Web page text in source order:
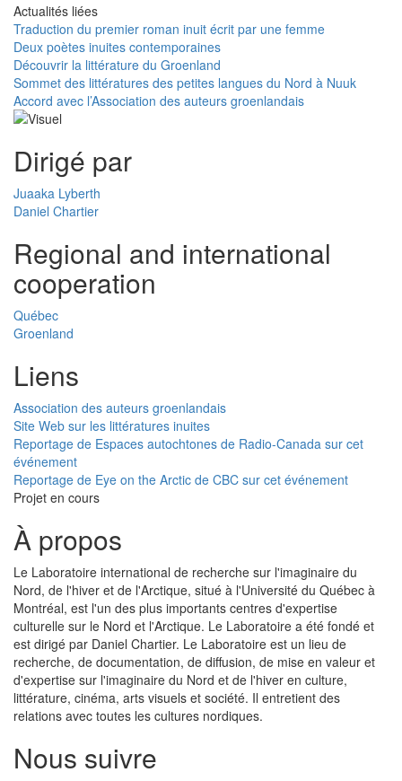
Actualités liées
Traduction du premier roman inuit écrit par une femme
Deux poètes inuites contemporaines
Découvrir la littérature du Groenland
Sommet des littératures des petites langues du Nord à Nuuk
Accord avec l’Association des auteurs groenlandais
Dirigé par
Juaaka Lyberth
Daniel Chartier
Regional and international
cooperation
Québec
Groenland
Liens
Association des auteurs groenlandais
Site Web sur les littératures inuites
Reportage de Espaces autochtones de Radio-Canada sur cet
événement
Reportage de Eye on the Arctic de CBC sur cet événement
Projet en cours
À propos
Le Laboratoire international de recherche sur l'imaginaire du
Nord, de l'hiver et de l'Arctique, situé à l'Université du Québec à
Montréal, est l'un des plus importants centres d'expertise
culturelle sur le Nord et l'Arctique. Le Laboratoire a été fondé et
est dirigé par Daniel Chartier. Le Laboratoire est un lieu de
recherche, de documentation, de diffusion, de mise en valeur et
d'expertise sur l'imaginaire du Nord et de l'hiver en culture,
littérature, cinéma, arts visuels et société. Il entretient des
relations avec toutes les cultures nordiques.
Nous suivre